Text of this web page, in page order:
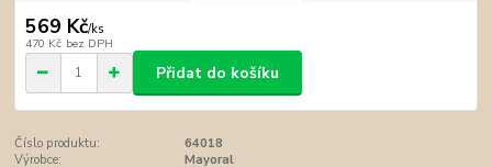
569 Kč/ks
470 Kč bez DPH
Přidat do košíku
Číslo produktu:
64018
Výrobce:
Mayoral